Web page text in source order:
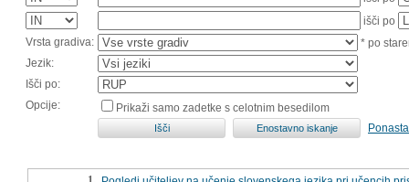
išči po
Vrsta gradiva:
* po
Jezik:
Išči po:
Opcije:
Prikaži samo zadetke s celotnim besedilom